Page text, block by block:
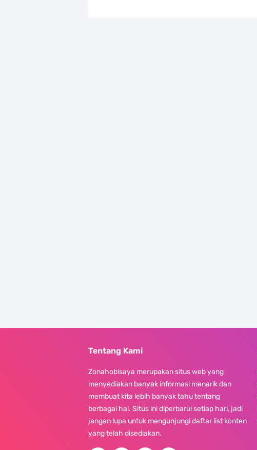
Tentang Kami
Zonahobisaya merupakan situs web yang
menyediakan banyak informasi menarik dan
membuat kita lebih banyak tahu tentang
berbagai hal. Situs ini diperbarui setiap hari, jadi
jangan lupa untuk mengunjungi daftar list konten
yang telah disediakan.